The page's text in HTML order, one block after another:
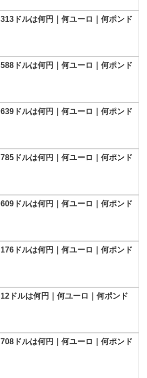
313ドルは何円｜何ユーロ｜何ポンド
588ドルは何円｜何ユーロ｜何ポンド
639ドルは何円｜何ユーロ｜何ポンド
785ドルは何円｜何ユーロ｜何ポンド
609ドルは何円｜何ユーロ｜何ポンド
176ドルは何円｜何ユーロ｜何ポンド
12ドルは何円｜何ユーロ｜何ポンド
708ドルは何円｜何ユーロ｜何ポンド